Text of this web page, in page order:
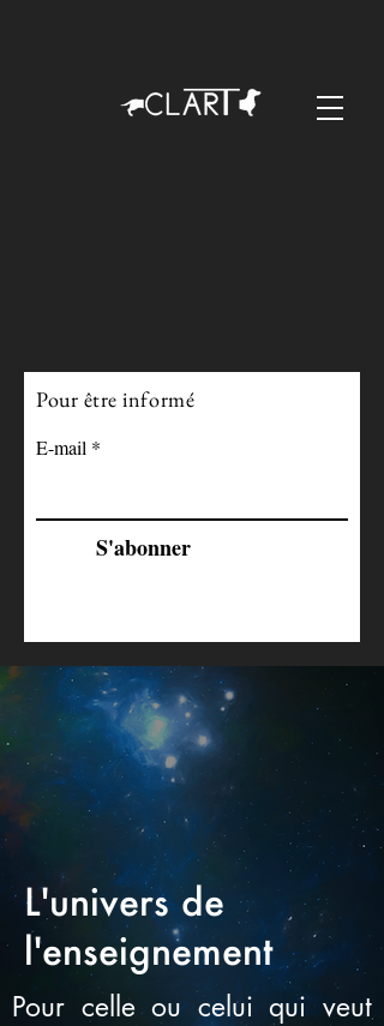
Pour être informé
E-mail
S'abonner
L'univers de
l'enseignement
Pour celle ou celui qui veut